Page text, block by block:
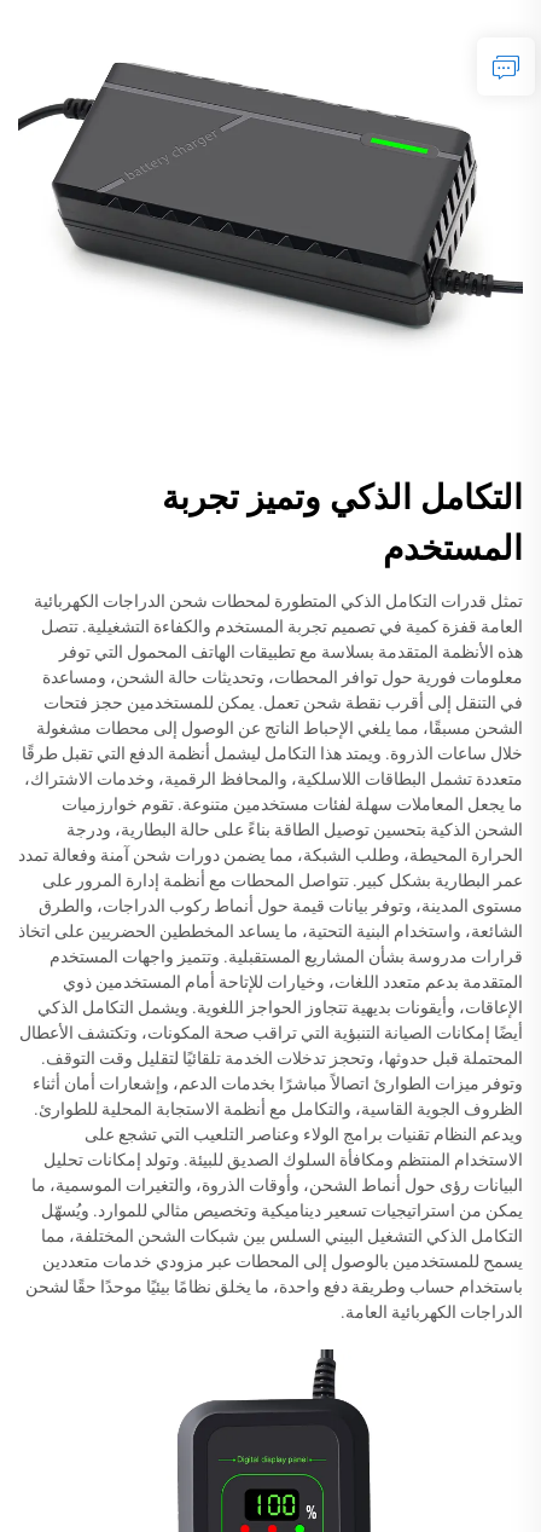
التكامل الذكي وتميز تجربة
المستخدم
تمثل قدرات التكامل الذكي المتطورة لمحطات شحن الدراجات الكهربائية
العامة قفزة كمية في تصميم تجربة المستخدم والكفاءة التشغيلية. تتصل
هذه الأنظمة المتقدمة بسلاسة مع تطبيقات الهاتف المحمول التي توفر
معلومات فورية حول توافر المحطات، وتحديثات حالة الشحن، ومساعدة
في التنقل إلى أقرب نقطة شحن تعمل. يمكن للمستخدمين حجز فتحات
الشحن مسبقًا، مما يلغي الإحباط الناتج عن الوصول إلى محطات مشغولة
خلال ساعات الذروة. ويمتد هذا التكامل ليشمل أنظمة الدفع التي تقبل طرقًا
متعددة تشمل البطاقات اللاسلكية، والمحافظ الرقمية، وخدمات الاشتراك،
ما يجعل المعاملات سهلة لفئات مستخدمين متنوعة. تقوم خوارزميات
الشحن الذكية بتحسين توصيل الطاقة بناءً على حالة البطارية، ودرجة
الحرارة المحيطة، وطلب الشبكة، مما يضمن دورات شحن آمنة وفعالة تمدد
عمر البطارية بشكل كبير. تتواصل المحطات مع أنظمة إدارة المرور على
مستوى المدينة، وتوفر بيانات قيمة حول أنماط ركوب الدراجات، والطرق
الشائعة، واستخدام البنية التحتية، ما يساعد المخططين الحضريين على اتخاذ
قرارات مدروسة بشأن المشاريع المستقبلية. وتتميز واجهات المستخدم
المتقدمة بدعم متعدد اللغات، وخيارات للإتاحة أمام المستخدمين ذوي
الإعاقات، وأيقونات بديهية تتجاوز الحواجز اللغوية. ويشمل التكامل الذكي
أيضًا إمكانات الصيانة التنبؤية التي تراقب صحة المكونات، وتكتشف الأعطال
المحتملة قبل حدوثها، وتحجز تدخلات الخدمة تلقائيًا لتقليل وقت التوقف.
وتوفر ميزات الطوارئ اتصالاً مباشرًا بخدمات الدعم، وإشعارات أمان أثناء
الظروف الجوية القاسية، والتكامل مع أنظمة الاستجابة المحلية للطوارئ.
ويدعم النظام تقنيات برامج الولاء وعناصر التلعيب التي تشجع على
الاستخدام المنتظم ومكافأة السلوك الصديق للبيئة. وتولد إمكانات تحليل
البيانات رؤى حول أنماط الشحن، وأوقات الذروة، والتغيرات الموسمية، ما
يمكن من استراتيجيات تسعير ديناميكية وتخصيص مثالي للموارد. ويُسهّل
التكامل الذكي التشغيل البيني السلس بين شبكات الشحن المختلفة، مما
يسمح للمستخدمين بالوصول إلى المحطات عبر مزودي خدمات متعددين
باستخدام حساب وطريقة دفع واحدة، ما يخلق نظامًا بيئيًا موحدًا حقًا لشحن
الدراجات الكهربائية العامة.